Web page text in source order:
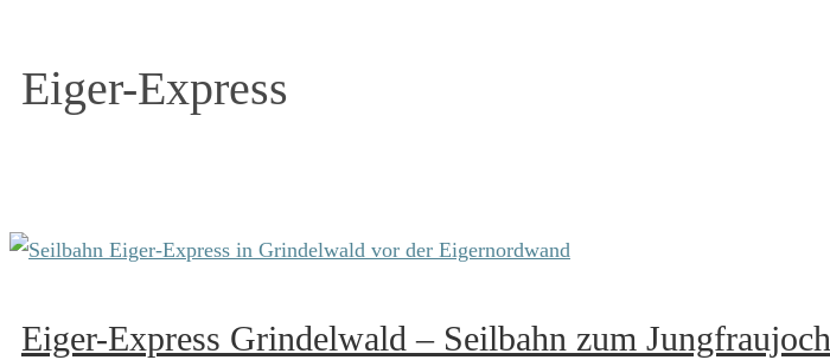
Eiger-Express
Eiger-Express Grindelwald – Seilbahn zum Jungfraujoch